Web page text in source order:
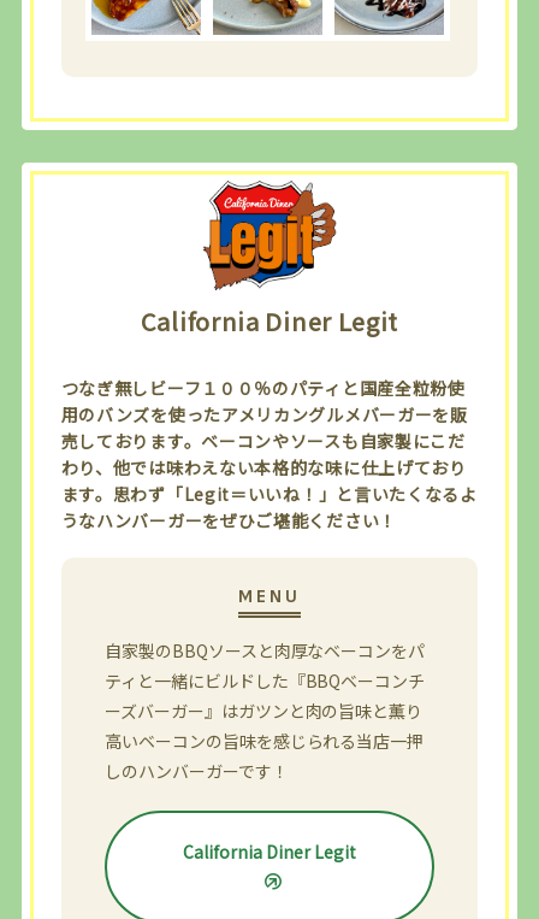
California Diner Legit
つなぎ無しビーフ１００％のパティと国産全粒粉使
用のバンズを使ったアメリカングルメバーガーを販
売しております。ベーコンやソースも自家製にこだ
わり、他では味わえない本格的な味に仕上げており
ます。思わず「Legit＝いいね！」と言いたくなるよ
うなハンバーガーをぜひご堪能ください！
自家製のBBQソースと肉厚なベーコンをパ
ティと一緒にビルドした『BBQベーコンチ
ーズバーガー』はガツンと肉の旨味と薫り
高いベーコンの旨味を感じられる当店一押
しのハンバーガーです！
California Diner Legit